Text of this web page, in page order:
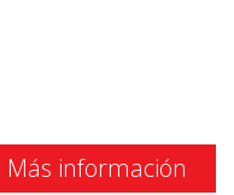
Más información